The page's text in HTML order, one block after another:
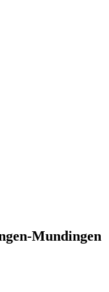
Mundingen